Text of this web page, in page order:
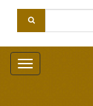
Toggle
navigation